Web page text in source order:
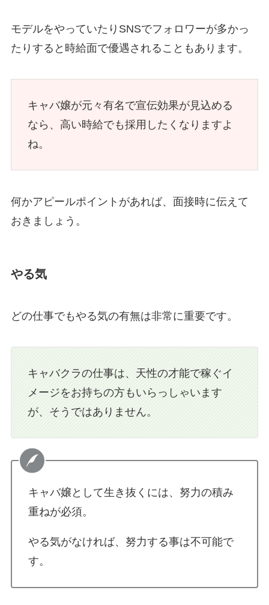
モデルをやっていたりSNSでフォロワーが多かっ
たりすると時給面で優遇されることもあります。
キャバ嬢が元々有名で宣伝効果が見込める
なら、高い時給でも採用したくなりますよ
ね。
何かアピールポイントがあれば、面接時に伝えて
おきましょう。
やる気
どの仕事でもやる気の有無は非常に重要です。
キャバクラの仕事は、天性の才能で稼ぐイ
メージをお持ちの方もいらっしゃいます
が、そうではありません。
キャバ嬢として生き抜くには、努力の積み
重ねが必須。
やる気がなければ、努力する事は不可能で
す。